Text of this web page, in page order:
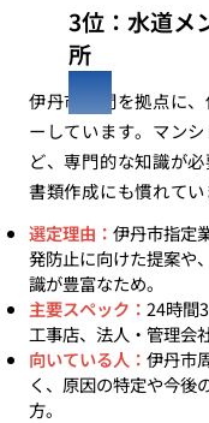
3位：水道メ
所
伊丹市野間を拠点に
ーしています。マン
ど、専門的な知識が
書類作成にも慣れてい
選定理由： 伊丹市指定
発防止に向けた提案や
識が豊富なため。
主要スペック： 24時間
工事店、法人・管理会
向いている人： 伊丹市
く、原因の特定や今後
方。